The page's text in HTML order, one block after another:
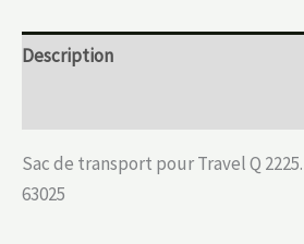
Description
Sac de transport pour Travel Q 2225.
63025